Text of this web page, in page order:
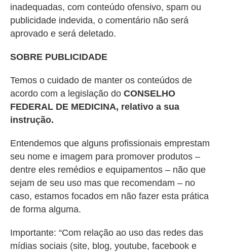
inadequadas, com conteúdo ofensivo, spam ou
publicidade indevida, o comentário não será
aprovado e será deletado.
SOBRE PUBLICIDADE
Temos o cuidado de manter os conteúdos de
acordo com a legislação do CONSELHO
FEDERAL DE MEDICINA, relativo a sua
instrução.
Entendemos que alguns profissionais emprestam
seu nome e imagem para promover produtos –
dentre eles remédios e equipamentos – não que
sejam de seu uso mas que recomendam – no
caso, estamos focados em não fazer esta prática
de forma alguma.
Importante: “Com relação ao uso das redes das
mídias sociais (site, blog, youtube, facebook e